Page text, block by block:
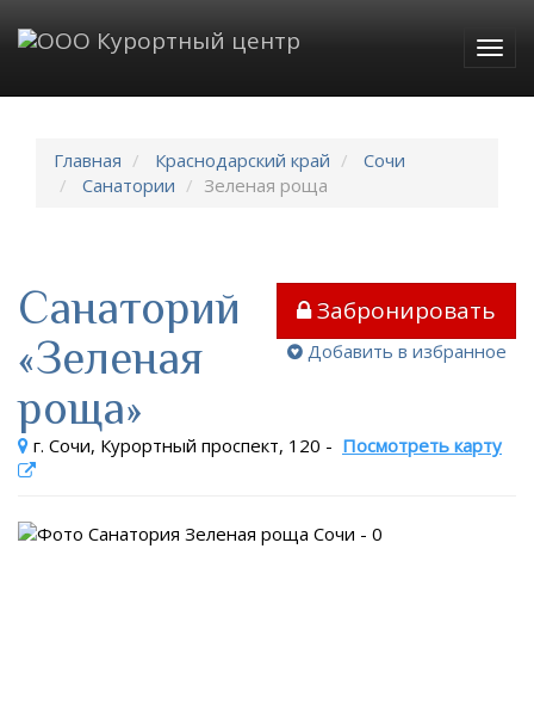
Главная Краснодарский край
Сочи
Санатории
Зеленая роща
Забронировать
Добавить в избранное
Санаторий
«Зеленая
роща»
г. Сочи, Курортный проспект, 120 - Посмотреть карту